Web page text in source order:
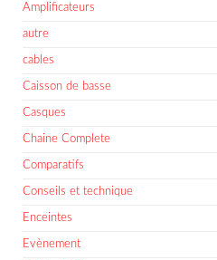
Amplificateurs
autre
cables
Caisson de basse
Casques
Chaine Complete
Comparatifs
Conseils et technique
Enceintes
Evènement